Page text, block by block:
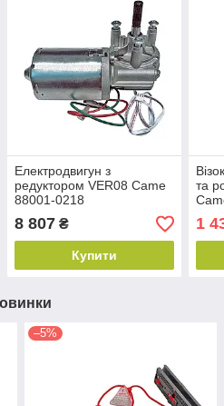
Електродвигун з
редуктором VER08 Came
88001-0218
8 807₴
Купити
та
1
–5%